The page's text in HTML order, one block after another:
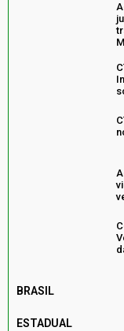
BRASIL
ESTADUAL